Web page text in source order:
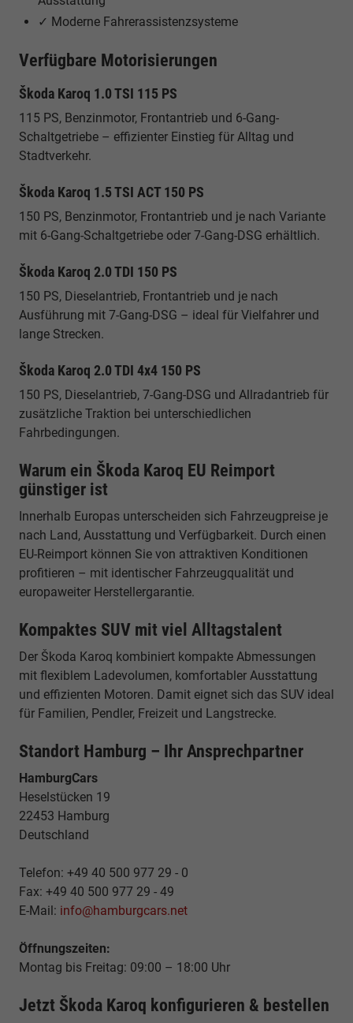
✓ Moderne Fahrerassistenzsysteme
Verfügbare Motorisierungen
Škoda Karoq 1.0 TSI 115 PS
115 PS, Benzinmotor, Frontantrieb und 6-Gang-
Schaltgetriebe – effizienter Einstieg für Alltag und
Stadtverkehr.
Škoda Karoq 1.5 TSI ACT 150 PS
150 PS, Benzinmotor, Frontantrieb und je nach Variante
mit 6-Gang-Schaltgetriebe oder 7-Gang-DSG erhältlich.
Škoda Karoq 2.0 TDI 150 PS
150 PS, Dieselantrieb, Frontantrieb und je nach
Ausführung mit 7-Gang-DSG – ideal für Vielfahrer und
lange Strecken.
Škoda Karoq 2.0 TDI 4x4 150 PS
150 PS, Dieselantrieb, 7-Gang-DSG und Allradantrieb für
zusätzliche Traktion bei unterschiedlichen
Fahrbedingungen.
Warum ein Škoda Karoq EU Reimport
günstiger ist
Innerhalb Europas unterscheiden sich Fahrzeugpreise je
nach Land, Ausstattung und Verfügbarkeit. Durch einen
EU-Reimport können Sie von attraktiven Konditionen
profitieren – mit identischer Fahrzeugqualität und
europaweiter Herstellergarantie.
Kompaktes SUV mit viel Alltagstalent
Der Škoda Karoq kombiniert kompakte Abmessungen
mit flexiblem Ladevolumen, komfortabler Ausstattung
und effizienten Motoren. Damit eignet sich das SUV ideal
für Familien, Pendler, Freizeit und Langstrecke.
Standort Hamburg – Ihr Ansprechpartner
HamburgCars
Heselstücken 19
22453 Hamburg
Deutschland
Telefon: +49 40 500 977 29 - 0
Fax: +49 40 500 977 29 - 49
E-Mail: info@hamburgcars.net
Öffnungszeiten:
Montag bis Freitag: 09:00 – 18:00 Uhr
Jetzt Škoda Karoq konfigurieren & bestellen